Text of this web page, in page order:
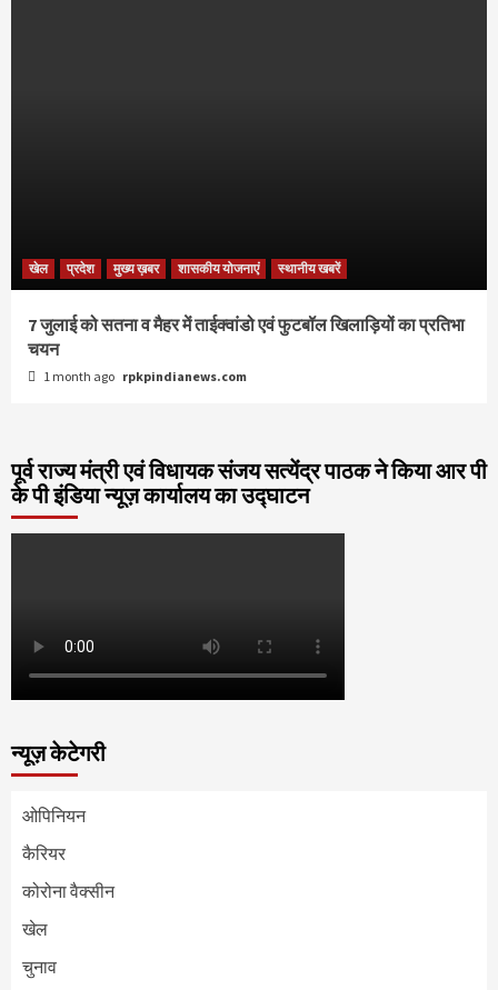
खेल प्रदेश मुख्य ख़बर शासकीय योजनाएं स्थानीय खबरें
7 जुलाई को सतना व मैहर में ताईक्वांडो एवं फुटबॉल खिलाड़ियों का प्रतिभा
चयन
1 month ago rpkpindianews.com
पूर्व राज्य मंत्री एवं विधायक संजय सत्येंद्र पाठक ने किया आर पी
के पी इंडिया न्यूज़ कार्यालय का उद्घाटन
न्यूज़ केटेगरी
ओपिनियन
कैरियर
कोरोना वैक्सीन
खेल
चुनाव